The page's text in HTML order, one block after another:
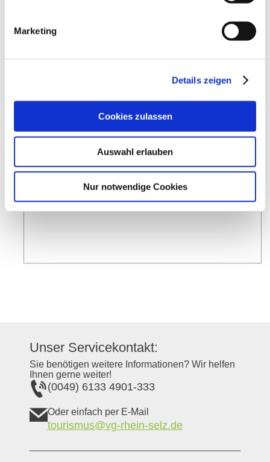
Marketing
Details zeigen
Cookies zulassen
Auswahl erlauben
Nur notwendige Cookies
Wingertshütte Vollmondabend
Nierstein
28.08.2026 - 25.10.2026
Unser Servicekontakt:
Sie benötigen weitere Informationen? Wir helfen
Ihnen gerne weiter!
(0049) 6133 4901-333
Oder einfach per E-Mail
tourismus@vg-rhein-selz.de